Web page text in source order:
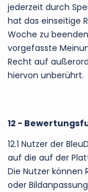
jederzeit durch
hat das einseitige
Woche zu
vorgefasste
Recht auf
hiervon unberührt.
12 -
12.1 Nutzer der
auf die auf der
Die Nutzer können
oder